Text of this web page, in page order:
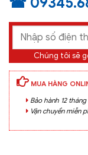
Chúng tôi sẽ
MUA HÀNG
Bảo hành 12
Vận chuyển miễn